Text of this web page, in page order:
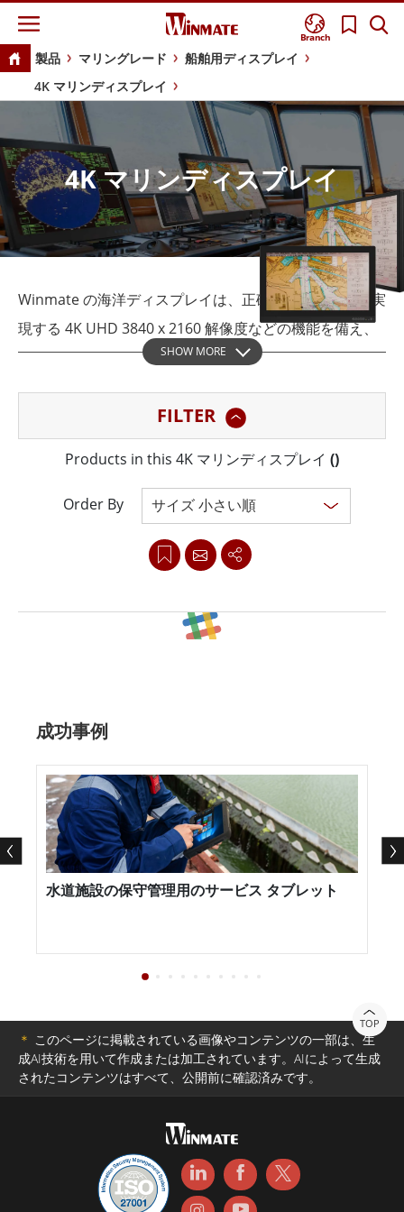
Branch
製品 マリングレード
船舶用ディスプレイ
4K マリンディスプレイ
4K マリンディスプレイ
Winmate の海洋ディスプレイは、正確なビジュアルを実
現する 4K UHD 3840 x 2160 解像度などの機能を備え、
海洋作業に不可欠な支援を提供します。 これらのディス
り、信頼性の高いパフォーマンスを保証するファンレス
冷却システムを備えています。 6 キー OSD モードを使
用すると、ディスプレイ設定の操作が簡単になり、ユー
ザーにとって便利になります。 Winmate の船舶用ディ
スプレイは、IEC60945 第 4 版、DNVGL-CG-0339、IACS
E10 認証などの業界標準を満たしており、信頼性とコン
レイは ECDIS に準拠するように色調整されており、正確
な海洋航行と監視への適合性が強化されています。
SHOW MORE
FILTER
Products in this 4K マリンディスプレイ ()
Order By
成功事例
水道施設の保守管理用のサービス タブレット
TOP
＊ このページに掲載されている画像やコンテンツの一部は、生
成AI技術を用いて作成または加工されています。AIによって生成
されたコンテンツはすべて、公開前に確認済みです。